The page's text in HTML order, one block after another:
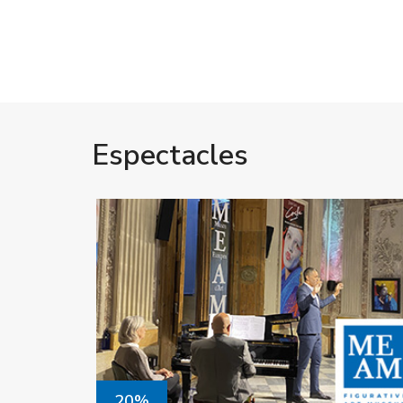
Espectacles